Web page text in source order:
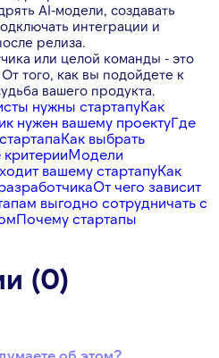
AI-модели, создавать
интеграции и
релиза.
или целой команды - это
того, как вы подойдете к
вашего продукта.
нужны стартапуКак
нужен вашему проектуГде
Как выбрать
Модели
вашему стартапуКак
От чего зависит
выгодно сотрудничать с
Почему стартапы
(0)